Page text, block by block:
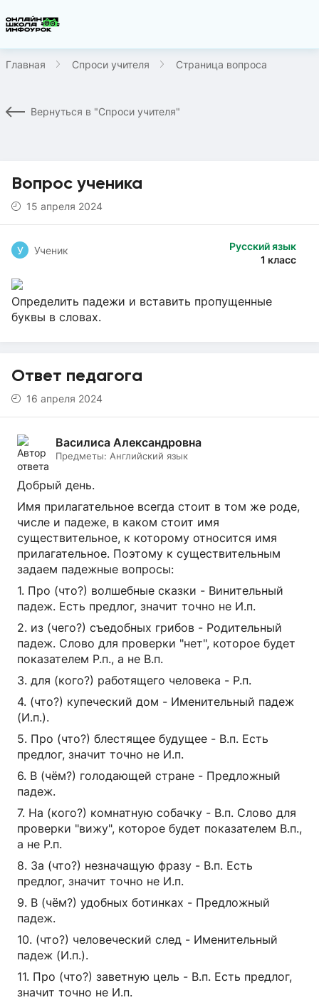
Главная Спроси учителя Страница вопроса
Вернуться в "Спроси учителя"
Вопрос ученика
15 апреля 2024
Русский язык
1 класс
У Ученик
Определить падежи и вставить пропущенные
буквы в словах.
Ответ педагога
16 апреля 2024
Василиса Александровна
Предметы: Английский язык
Добрый день.
Имя прилагательное всегда стоит в том же роде,
числе и падеже, в каком стоит имя
существительное, к которому относится имя
прилагательное. Поэтому к существительным
задаем падежные вопросы:
1. Про (что?) волшебные сказки - Винительный
падеж. Есть предлог, значит точно не И.п.
2. из (чего?) съедобных грибов - Родительный
падеж. Слово для проверки "нет", которое будет
показателем Р.п., а не В.п.
3. для (кого?) работящего человека - Р.п.
4. (что?) купеческий дом - Именительный падеж
(И.п.).
5. Про (что?) блестящее будущее - В.п. Есть
предлог, значит точно не И.п.
6. В (чём?) голодающей стране - Предложный
падеж.
7. На (кого?) комнатную собачку - В.п. Слово для
проверки "вижу", которое будет показателем В.п.,
а не Р.п.
8. За (что?) незначащую фразу - В.п. Есть
предлог, значит точно не И.п.
9. В (чём?) удобных ботинках - Предложный
падеж.
10. (что?) человеческий след - Именительный
падеж (И.п.).
11. Про (что?) заветную цель - В.п. Есть предлог,
значит точно не И.п.